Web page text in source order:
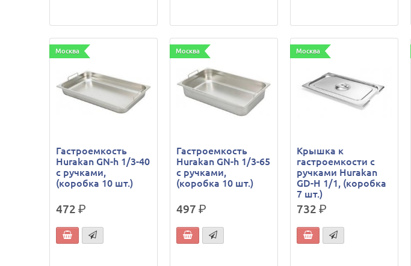
Москва
Гастроемкость
Hurakan GN-h 1/3-40
с ручками,
(коробка 10 шт.)
472р.
Москва
Гастроемкость
Hurakan GN-h 1/3-65
с ручками,
(коробка 10 шт.)
497р.
Москва
Крышка к
гастроемкости с
ручками Hurakan
GD-H 1/1, (коробка
7 шт.)
732р.